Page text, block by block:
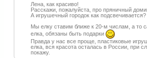
Лена, как красиво!
Расскажи, пожалуйста, про пряничный
А игрушечный городок как подсвечивается?
Мы елку ставим ближе к 20-м числам, а то
елка, обязаны быть подарки
Правда у нас все проще, пластиковые
елка, вся красота осталась в России, при
покажу.